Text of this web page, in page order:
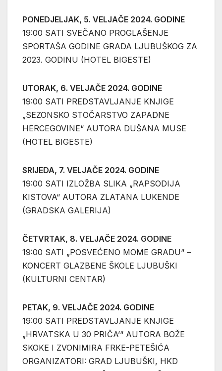
PONEDJELJAK, 5. VELJAČE 2024. GODINE
19:00 SATI SVEČANO PROGLAŠENJE
SPORTAŠA GODINE GRADA LJUBUŠKOG ZA
2023. GODINU (HOTEL BIGESTE)
UTORAK, 6. VELJAČE 2024. GODINE
19:00 SATI PREDSTAVLJANJE KNJIGE
„SEZONSKO STOČARSTVO ZAPADNE
HERCEGOVINE“ AUTORA DUŠANA MUSE
(HOTEL BIGESTE)
SRIJEDA, 7. VELJAČE 2024. GODINE
19:00 SATI IZLOŽBA SLIKA „RAPSODIJA
KISTOVA“ AUTORA ZLATANA LUKENDE
(GRADSKA GALERIJA)
ČETVRTAK, 8. VELJAČE 2024. GODINE
19:00 SATI „POSVEĆENO MOME GRADU“ –
KONCERT GLAZBENE ŠKOLE LJUBUŠKI
(KULTURNI CENTAR)
PETAK, 9. VELJAČE 2024. GODINE
19:00 SATI PREDSTAVLJANJE KNJIGE
„HRVATSKA U 30 PRIČA’“ AUTORA BOŽE
SKOKE I ZVONIMIRA FRKE-PETEŠIĆA
ORGANIZATORI: GRAD LJUBUŠKI, HKD